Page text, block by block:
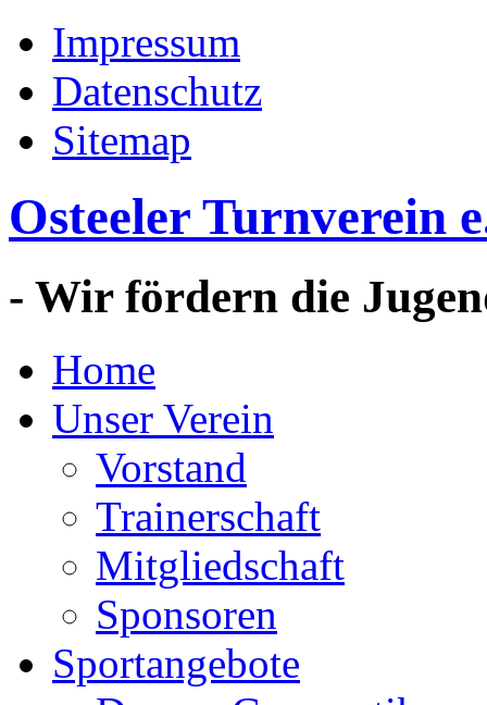
Impressum
Datenschutz
Sitemap
Osteeler Turnverein
- Wir fördern die
Home
Unser Verein
Vorstand
Trainerschaft
Mitgliedschaft
Sponsoren
Sportangebote